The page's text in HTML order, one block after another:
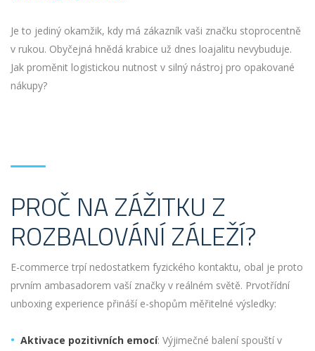
Je to jediný okamžik, kdy má zákazník vaši značku stoprocentně
v rukou. Obyčejná hnědá krabice už dnes loajalitu nevybuduje.
Jak proměnit logistickou nutnost v silný nástroj pro opakované
nákupy?
PROČ NA ZÁŽITKU Z
ROZBALOVÁNÍ ZÁLEŽÍ?
E-commerce trpí nedostatkem fyzického kontaktu, obal je proto
prvním ambasadorem vaší značky v reálném světě. Prvotřídní
unboxing experience přináší e-shopům měřitelné výsledky:
Aktivace pozitivních emocí: Výjimečné balení spouští v